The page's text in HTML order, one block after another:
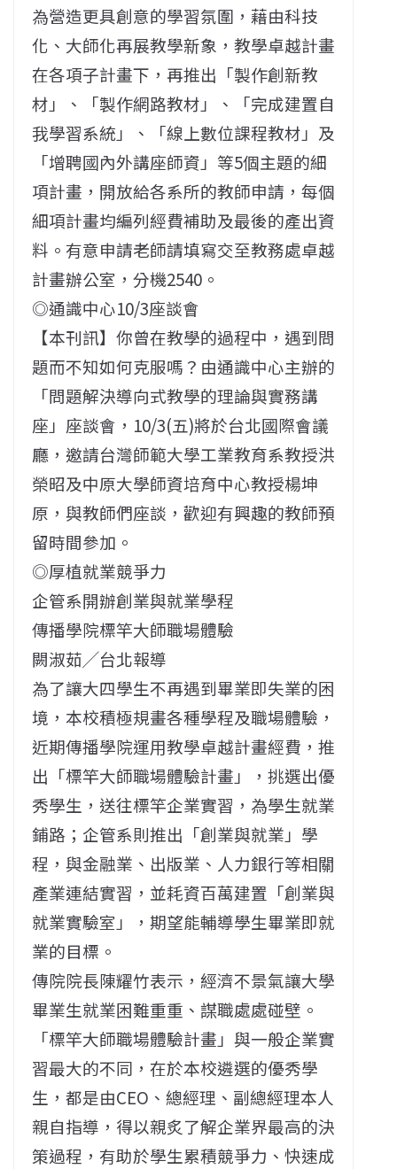
為營造更具創意的學習氛圍，藉由科技
化、大師化再展教學新象，教學卓越計畫
在各項子計畫下，再推出「製作創新教
材」、「製作網路教材」、「完成建置自
我學習系統」、「線上數位課程教材」及
「增聘國內外講座師資」等5個主題的細
項計畫，開放給各系所的教師申請，每個
細項計畫均編列經費補助及最後的產出資
料。有意申請老師請填寫交至教務處卓越
計畫辦公室，分機2540。
◎通識中心10/3座談會
【本刊訊】你曾在教學的過程中，遇到問
題而不知如何克服嗎？由通識中心主辦的
「問題解決導向式教學的理論與實務講
座」座談會，10/3(五)將於台北國際會議
廳，邀請台灣師範大學工業教育系教授洪
榮昭及中原大學師資培育中心教授楊坤
原，與教師們座談，歡迎有興趣的教師預
留時間參加。
◎厚植就業競爭力
企管系開辦創業與就業學程
傳播學院標竿大師職場體驗
闕淑茹╱台北報導
為了讓大四學生不再遇到畢業即失業的困
境，本校積極規畫各種學程及職場體驗，
近期傳播學院運用教學卓越計畫經費，推
出「標竿大師職場體驗計畫」，挑選出優
秀學生，送往標竿企業實習，為學生就業
鋪路；企管系則推出「創業與就業」學
程，與金融業、出版業、人力銀行等相關
產業連結實習，並耗資百萬建置「創業與
就業實驗室」，期望能輔導學生畢業即就
業的目標。
傳院院長陳耀竹表示，經濟不景氣讓大學
畢業生就業困難重重、謀職處處碰壁。
「標竿大師職場體驗計畫」與一般企業實
習最大的不同，在於本校遴選的優秀學
生，都是由CEO、總經理、副總經理本人
親自指導，得以親炙了解企業界最高的決
策過程，有助於學生累積競爭力、快速成